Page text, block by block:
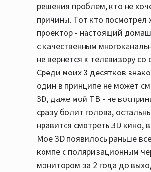
решения проблем, кто не
причины. Тот кто посмотрел
проектор - настоящий
с качественным
не вернется к телевизору со
Среди моих 3 десятков
один в принципе не может
3D, даже мой ТВ - не
сразу болит голова,
нравится смотреть 3D кино,
Мое 3D появилось раньше
компе с поляризационным
монитором за 2 года до